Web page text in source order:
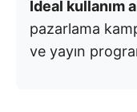
İdeal kullanım
pazarlama
ve yayın